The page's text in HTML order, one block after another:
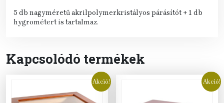
5 db nagyméretű akrilpolymerkristályos párásítót + 1 db
hygrométert is tartalmaz.
Kapcsolódó termékek
Akció! Akció!